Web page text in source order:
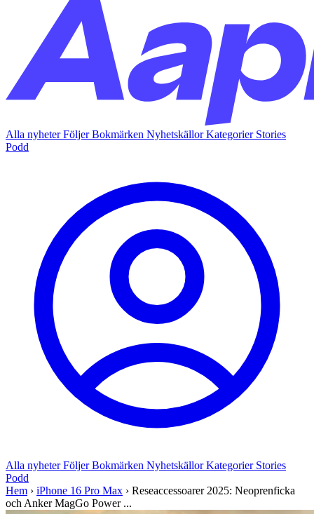
Alla nyheterFöljerBokmärken NyhetskällorKategorier Stories
Podd
Alla nyheterFöljerBokmärken NyhetskällorKategorier Stories
Podd
Hem › iPhone 16 Pro Max › Reseaccessoarer 2025: Neoprenficka
och Anker MagGo Power ...